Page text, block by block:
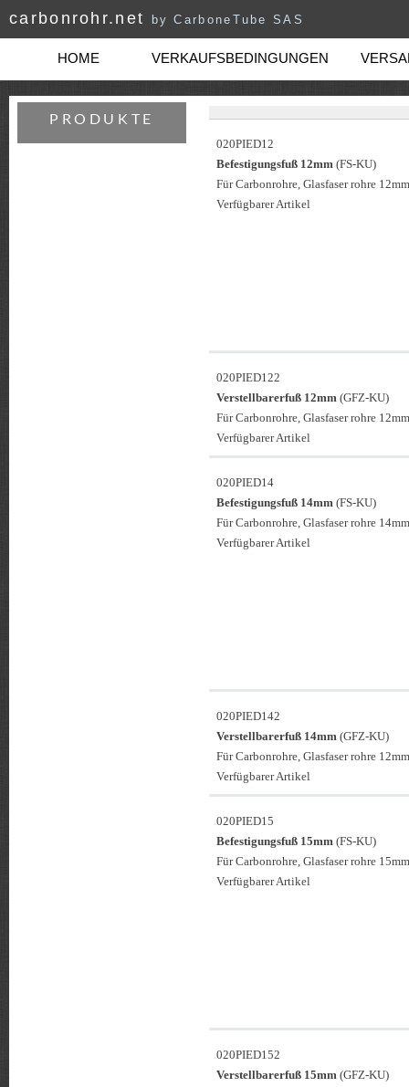
carbonrohr.net by CarboneTube SAS
HOME VERKAUFSBEDINGUNGEN
PRODUKTE
020PIED12
Befestigungsfuß 12mm (FS-KU)
Für Carbonrohre, Glasfaser rohre
Verfügbarer Artikel
020PIED122
Verstellbarerfuß 12mm (GFZ-KU)
Für Carbonrohre, Glasfaser rohre
Verfügbarer Artikel
020PIED14
Befestigungsfuß 14mm (FS-KU)
Für Carbonrohre, Glasfaser rohre
Verfügbarer Artikel
020PIED142
Verstellbarerfuß 14mm (GFZ-KU)
Für Carbonrohre, Glasfaser rohre
Verfügbarer Artikel
020PIED15
Befestigungsfuß 15mm (FS-KU)
Für Carbonrohre, Glasfaser rohre
Verfügbarer Artikel
020PIED152
Verstellbarerfuß 15mm (GFZ-KU)